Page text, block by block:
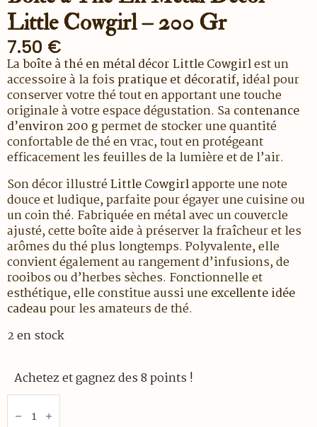
Little Cowgirl – 200 Gr
7.50 €
Laboîte à thé en métal décor Little Cowgirlest un
accessoire à la foispratique et décoratif, idéal pour
conserver votre thé tout en apportant une touche
originale à votre espace dégustation. Sa contenance
d’environ 200 gpermet de stocker une quantité
confortable de thé en vrac, tout en protégeant
efficacement les feuilles de la lumière et de l’air.
Son décor illustréLittle Cowgirlapporte une note
douce et ludique, parfaite pour égayer une cuisine ou
un coin thé. Fabriquée en métal avec un couvercle
ajusté, cette boîte aide à préserver la fraîcheur et les
arômes du thé plus longtemps. Polyvalente, elle
convient également au rangement d’infusions, de
rooibos ou d’herbes sèches. Fonctionnelle et
esthétique, elle constitue aussi uneexcellente idée
cadeaupour les amateurs de thé.
2 en stock
Achetez et gagnez des 8 points !
quantité
Boîte